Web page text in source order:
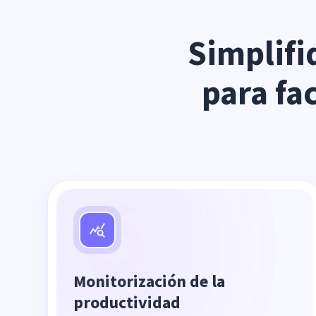
para
Monitorización de la
productividad